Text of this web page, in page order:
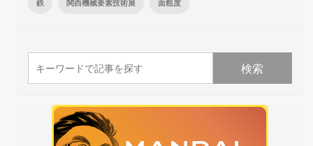
鉄 関西機械要素技術展 面粗度
検索